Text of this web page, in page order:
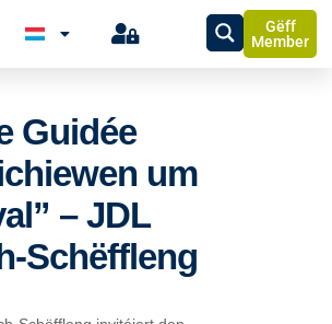
Gëff
Member
Guidée
um
– JDL
Schëffleng